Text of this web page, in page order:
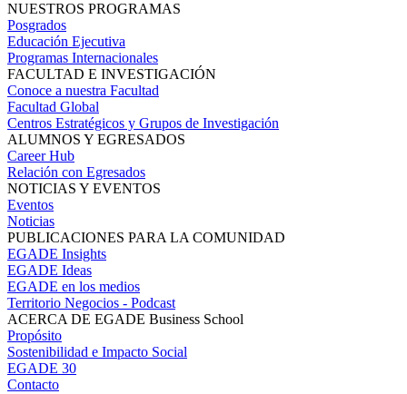
NUESTROS PROGRAMAS
Posgrados
Educación Ejecutiva
Programas Internacionales
FACULTAD E INVESTIGACIÓN
Conoce a nuestra Facultad
Facultad Global
Centros Estratégicos y Grupos de Investigación
ALUMNOS Y EGRESADOS
Career Hub
Relación con Egresados
NOTICIAS Y EVENTOS
Eventos
Noticias
PUBLICACIONES PARA LA COMUNIDAD
EGADE Insights
EGADE Ideas
EGADE en los medios
Territorio Negocios - Podcast
ACERCA DE EGADE Business School
Propósito
Sostenibilidad e Impacto Social
EGADE 30
Contacto